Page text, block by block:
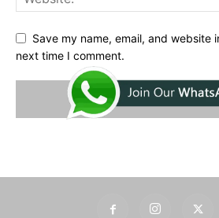
Save my name, email, and website
next time I comment.